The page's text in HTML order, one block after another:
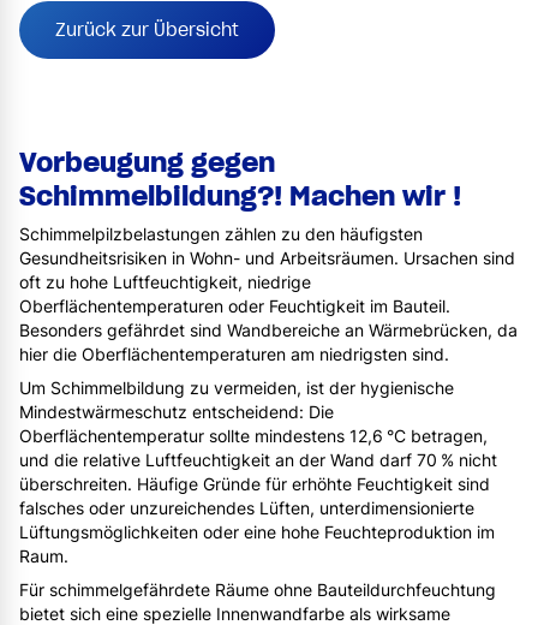
Zurück zur Übersicht
Vorbeugung gegen
Schimmelbildung?! Machen wir !
Schimmelpilzbelastungen zählen zu den häufigsten
Gesundheitsrisiken in Wohn- und Arbeitsräumen. Ursachen sind
oft zu hohe Luftfeuchtigkeit, niedrige
Oberflächentemperaturen oder Feuchtigkeit im Bauteil.
Besonders gefährdet sind Wandbereiche an Wärmebrücken, da
hier die Oberflächentemperaturen am niedrigsten sind.
Um Schimmelbildung zu vermeiden, ist der hygienische
Mindestwärmeschutz entscheidend: Die
Oberflächentemperatur sollte mindestens 12,6 °C betragen,
und die relative Luftfeuchtigkeit an der Wand darf 70 % nicht
überschreiten. Häufige Gründe für erhöhte Feuchtigkeit sind
falsches oder unzureichendes Lüften, unterdimensionierte
Lüftungsmöglichkeiten oder eine hohe Feuchteproduktion im
Raum.
Für schimmelgefährdete Räume ohne Bauteildurchfeuchtung
bietet sich eine spezielle Innenwandfarbe als wirksame